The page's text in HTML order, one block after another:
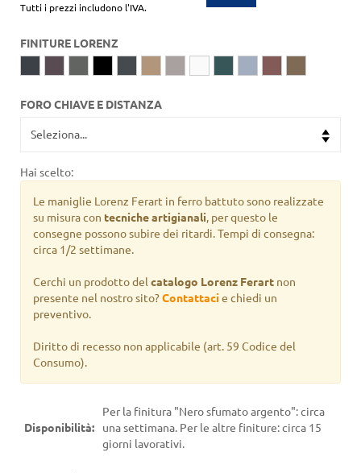
Tutti i prezzi includono l'IVA.
FINITURE LORENZ
FORO CHIAVE E DISTANZA
Hai scelto:
Le maniglie Lorenz Ferart in ferro battuto sono realizzate
su misura con tecniche artigianali, per questo le
consegne possono subire dei ritardi. Tempi di consegna:
circa 1/2 settimane.
Cerchi un prodotto del catalogo Lorenz Ferart non
presente nel nostro sito?Contattacie chiedi un
preventivo.
Diritto di recesso non applicabile (art. 59 Codice del
Consumo).
Disponibilità:
Per la finitura "Nero sfumato argento": circa
una settimana. Per le altre finiture: circa 15
giorni lavorativi.